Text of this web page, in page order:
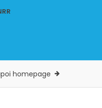
homepage